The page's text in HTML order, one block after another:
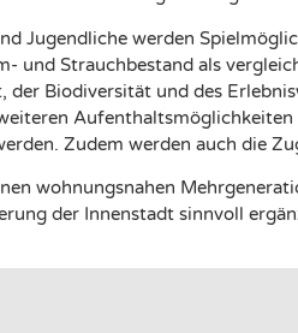
Jugendliche werden
und Strauchbestand als
der Biodiversität und des
Zudem werden auch die
wohnungsnahen
der Innenstadt sinnvoll